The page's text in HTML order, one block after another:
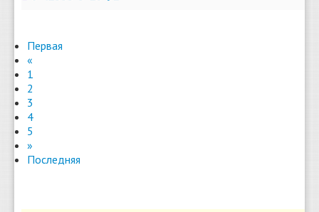
Первая
«
1
2
3
4
5
»
Последняя